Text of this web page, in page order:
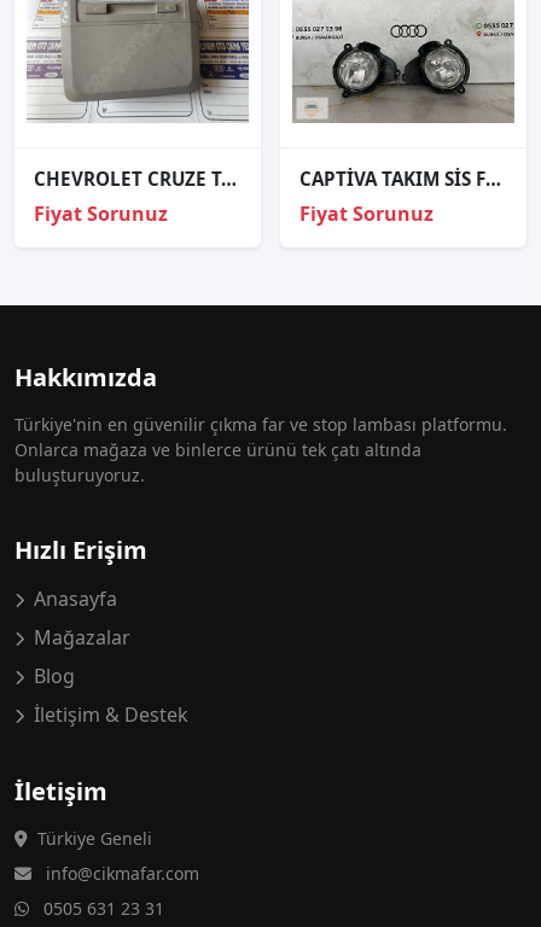
CHEVROLET CRUZE TAVAN LAMBA VE ÇERÇEVESİ
Fiyat Sorunuz
CAPTİVA TAKIM SİS FARI ORJİNAL
Fiyat Sorunuz
Hakkımızda
Türkiye'nin en güvenilir çıkma far ve stop lambası platformu.
Onlarca mağaza ve binlerce ürünü tek çatı altında
buluşturuyoruz.
Hızlı Erişim
Anasayfa
Mağazalar
Blog
İletişim & Destek
İletişim
Türkiye Geneli
info@cikmafar.com
0505 631 23 31